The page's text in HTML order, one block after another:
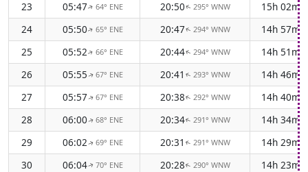
23 05:47↑ 64° ENE 20:50↑ 295° WNW
15h 02m
24
05:50↑ 65° ENE 20:47↑ 294° WNW
14h 57m
25
05:52↑ 66° ENE 20:44↑ 294° WNW
14h 51m
26
05:55↑ 67° ENE 20:41 ↑ 293° WNW
14h 46m
27
05:57↑ 67° ENE 20:38↑ 292° WNW
14h 40m
28
06:00↑ 68° ENE 20:34↑ 291° WNW
14h 34m
29
06:02↑ 69° ENE 20:31 ↑ 291° WNW
14h 29m
30
06:04↑ 70° ENE 20:28↑ 290° WNW
14h 23m